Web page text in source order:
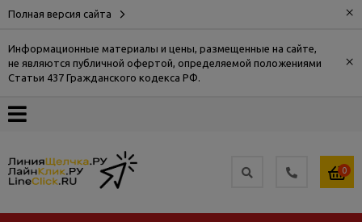
Полная версия сайта ×
Информационные материалы и цены, размещенные на сайте,
не являются публичной офертой, определяемой положениями
Статьи 437 Гражданского кодекса РФ.
×
О
Доставка
0